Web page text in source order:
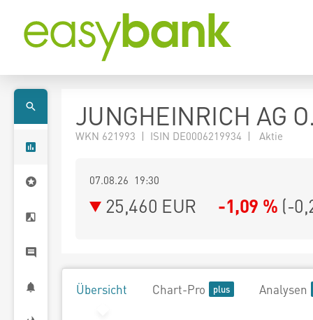
JUNGHEINRICH AG
WKN 621993 | ISIN DE0006219934 | Aktie
07.08.26 19:30
25,460 EUR -1,09 % (-
Übersicht Chart-Pro Analysen